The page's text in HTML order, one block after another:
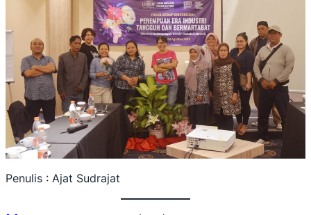
Penulis : Ajat Sudrajat